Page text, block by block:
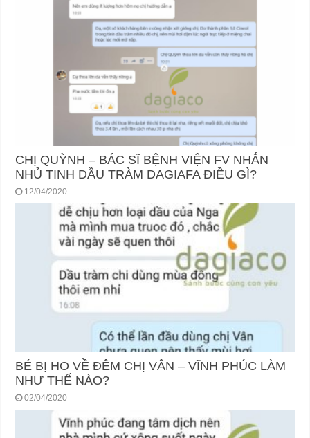
CHỊ QUỲNH – BÁC SĨ BỆNH VIỆN FV NHẮN
NHỦ TINH DẦU TRÀM DAGIAFA ĐIỀU GÌ?
12/04/2020
BÉ BỊ HO VỀ ĐÊM CHỊ VÂN – VĨNH PHÚC LÀM
NHƯ THẾ NÀO?
02/04/2020